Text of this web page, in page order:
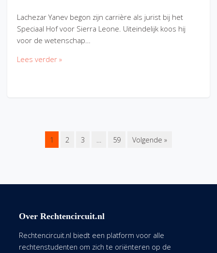
Lachezar Yanev begon zijn carrière als jurist bij het
Speciaal Hof voor Sierra Leone. Uiteindelijk koos hij
voor de wetenschap…
Lees verder »
1 2 3 … 59 Volgende »
Over Rechtencircuit.nl
Rechtencircuit.nl biedt een platform voor alle
rechtenstudenten om zich te oriënteren op de